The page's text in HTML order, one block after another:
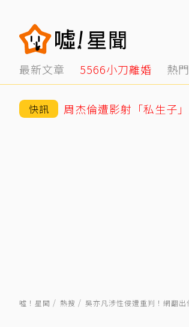
最新文章 5566小刀離婚 熱
快訊 周杰倫遭影射「私生子
噓！星聞 熱搜 吳亦凡涉性侵遭重判！網翻